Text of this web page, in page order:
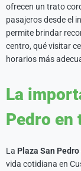
ofrecen un trato
pasajeros desde el
permite brindar
centro, qué visitar
horarios más
La
Pedro en
La Plaza San Pedro
vida cotidiana en